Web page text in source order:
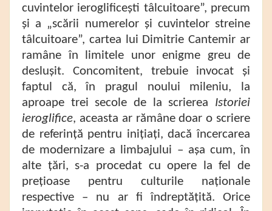
cuvintelor ieroglificești tâlcuitoare”, precum
și a „scării numerelor și cuvintelor streine
tâlcuitoare”, cartea lui Dimitrie Cantemir ar
ramâne în limitele unor enigme greu de
deslușit. Concomitent, trebuie invocat și
faptul că, în pragul noului mileniu, la
aproape trei secole de la scrierea Istoriei
ieroglifice, aceasta ar rămâne doar o scriere
de referință pentru inițiați, dacă încercarea
de modernizare a limbajului – așa cum, în
alte țări, s-a procedat cu opere la fel de
prețioase pentru culturile naționale
respective – nu ar fi îndreptățită. Orice